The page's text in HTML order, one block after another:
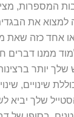
המספרות,
למצוא את
אחד כזה שאת
ממנו
יותר
שינויים,
שלך יביא